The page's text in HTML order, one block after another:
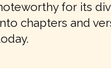
for its
chapters and